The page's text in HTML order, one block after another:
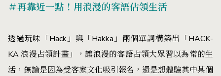
＃再靠近一點！用浪漫的客語佔領生活
透過玩味「Hack」與「Hakka」兩個單詞構築出「HACK-
KA 浪漫占領計畫」，讓浪漫的客語占領大眾習以為常的生
活，無論是因為受客家文化吸引報名，還是想體驗其中某個